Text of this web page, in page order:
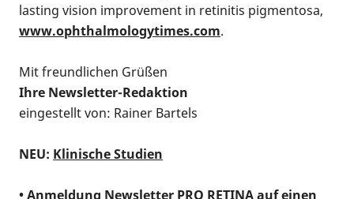
lasting vision improvement in retinitis pigmentosa,
www.ophthalmologytimes.com.
Mit freundlichen Grüßen
Ihre Newsletter-Redaktion
eingestellt von: Rainer Bartels
NEU: Klinische Studien
•Anmeldung Newsletter PRO RETINA auf einen